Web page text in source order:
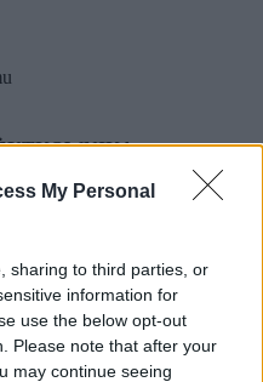
My Personal
sharing to third parties, or
information for
use the below opt-out
Please note that after your
may continue seeing